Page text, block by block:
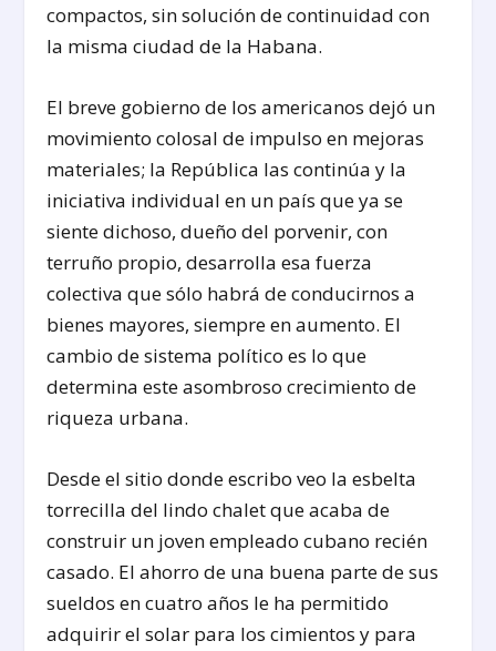
compactos, sin solución de continuidad con
la misma ciudad de la Habana.
El breve gobierno de los americanos dejó un
movimiento colosal de impulso en mejoras
materiales; la República las continúa y la
iniciativa individual en un país que ya se
siente dichoso, dueño del porvenir, con
terruño propio, desarrolla esa fuerza
colectiva que sólo habrá de conducirnos a
bienes mayores, siempre en aumento. El
cambio de sistema político es lo que
determina este asombroso crecimiento de
riqueza urbana.
Desde el sitio donde escribo veo la esbelta
torrecilla del lindo chalet que acaba de
construir un joven empleado cubano recién
casado. El ahorro de una buena parte de sus
sueldos en cuatro años le ha permitido
adquirir el solar para los cimientos y para